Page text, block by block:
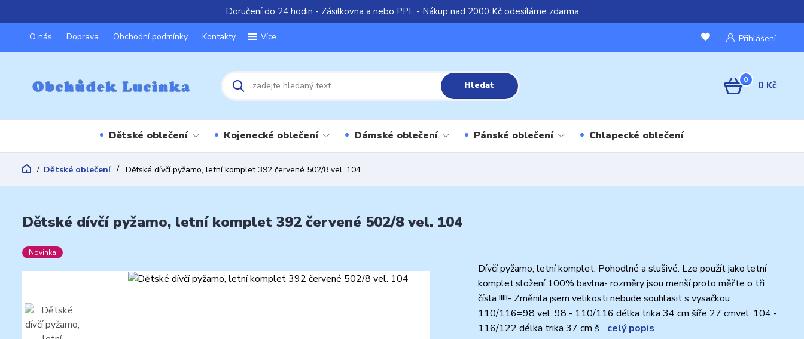
Doručení do 24 hodin - Zásilkovna a nebo PPL - Nákup nad 2000 Kč odesíláme zdarma
O nás Doprava Obchodní podmínky Kontakty Více Přihlášení
Hledat 0 0 Kč
Dětské oblečení Kojenecké oblečení Dámské oblečení Pánské oblečení Chlapecké oblečení
Dětské oblečení Dětské dívčí pyžamo, letní komplet 392 červené 502/8 vel. 104
Dětské dívčí pyžamo, letní komplet 392 červené 502/8 vel. 104
Novinka
Dívčí pyžamo, letní komplet. Pohodlné a slušivé. Lze použít jako letní
komplet.složení 100% bavlna- rozměry jsou menší proto měřte o tři
čísla !!!!!- Změnila jsem velikosti nebude souhlasit s vysačkou
110/116=98 vel. 98 - 110/116 délka trika 34 cm šíře 27 cmvel. 104 -
116/122 délka trika 37 cm š... celý popis